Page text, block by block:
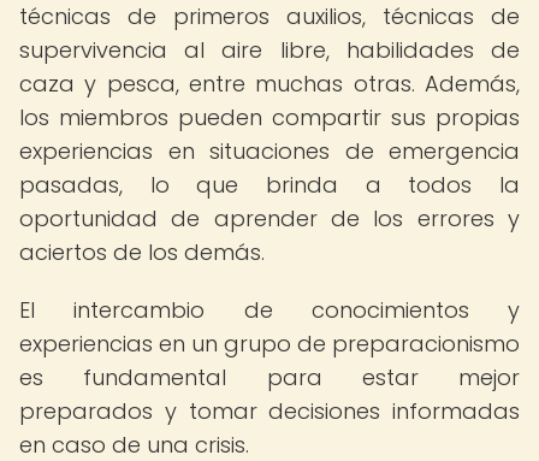
técnicas de primeros auxilios, técnicas de
supervivencia al aire libre, habilidades de
caza y pesca, entre muchas otras. Además,
los miembros pueden compartir sus propias
experiencias en situaciones de emergencia
pasadas, lo que brinda a todos la
oportunidad de aprender de los errores y
aciertos de los demás.
El intercambio de conocimientos y
experiencias en un grupo de preparacionismo
es fundamental para estar mejor
preparados y tomar decisiones informadas
en caso de una crisis.